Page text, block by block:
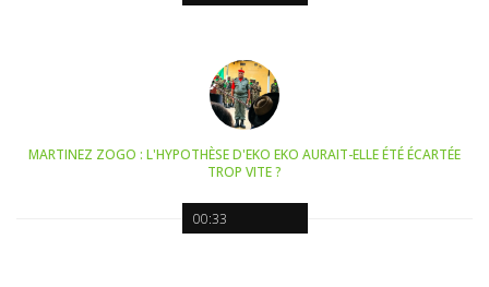
00:33
MARTINEZ ZOGO : L'HYPOTHÈSE D'EKO EKO AURAIT-ELLE ÉTÉ ÉCARTÉE
TROP VITE ?